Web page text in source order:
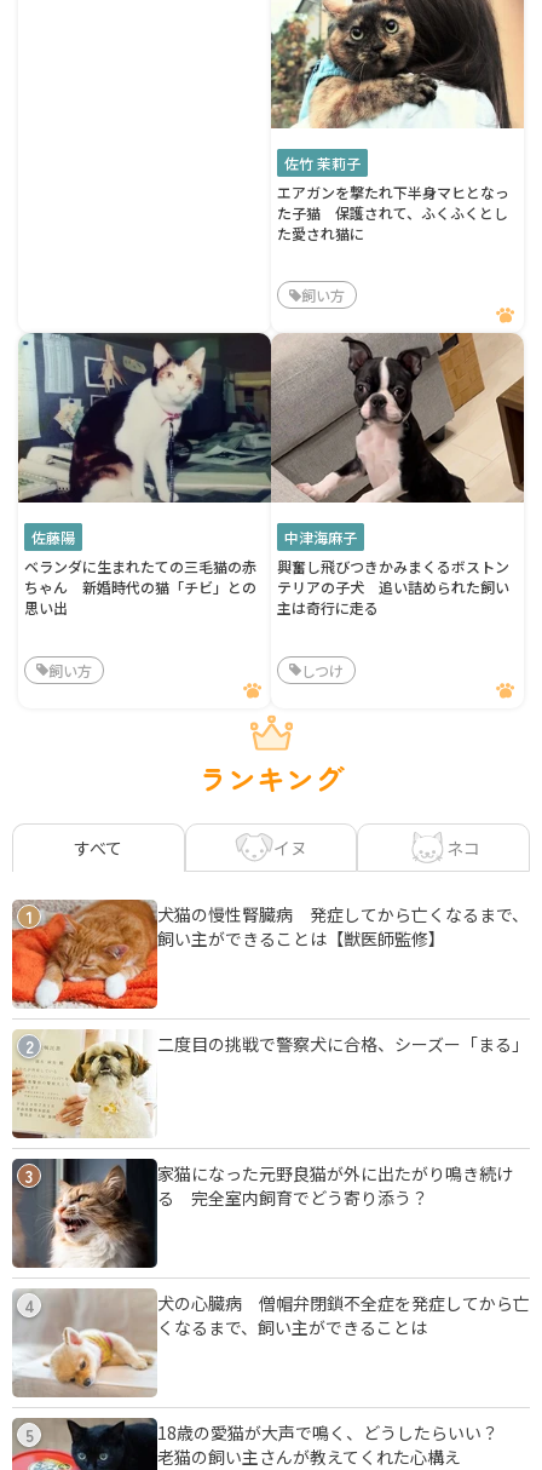
佐竹 茉莉子
エアガンを撃たれ下半身マヒとなっ
た子猫 保護されて、ふくふくとし
た愛され猫に
飼い方
佐藤陽
ベランダに生まれたての三毛猫の赤
ちゃん 新婚時代の猫「チビ」との
思い出
飼い方
中津海麻子
興奮し飛びつきかみまくるボストン
テリアの子犬 追い詰められた飼い
主は奇行に走る
しつけ
ランキング
すべて イヌ ネコ
1
犬猫の慢性腎臓病 発症してから亡くなるまで、
飼い主ができることは【獣医師監修】
2 二度目の挑戦で警察犬に合格、シーズー「まる」
3
家猫になった元野良猫が外に出たがり鳴き続け
る 完全室内飼育でどう寄り添う？
4
犬の心臓病 僧帽弁閉鎖不全症を発症してから亡
くなるまで、飼い主ができることは
5
18歳の愛猫が大声で鳴く、どうしたらいい？
老猫の飼い主さんが教えてくれた心構え